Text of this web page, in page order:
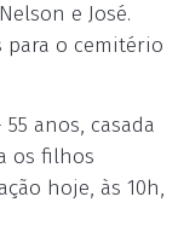
e José.
para o cemitério
55 anos, casada
os filhos
hoje, às 10h,